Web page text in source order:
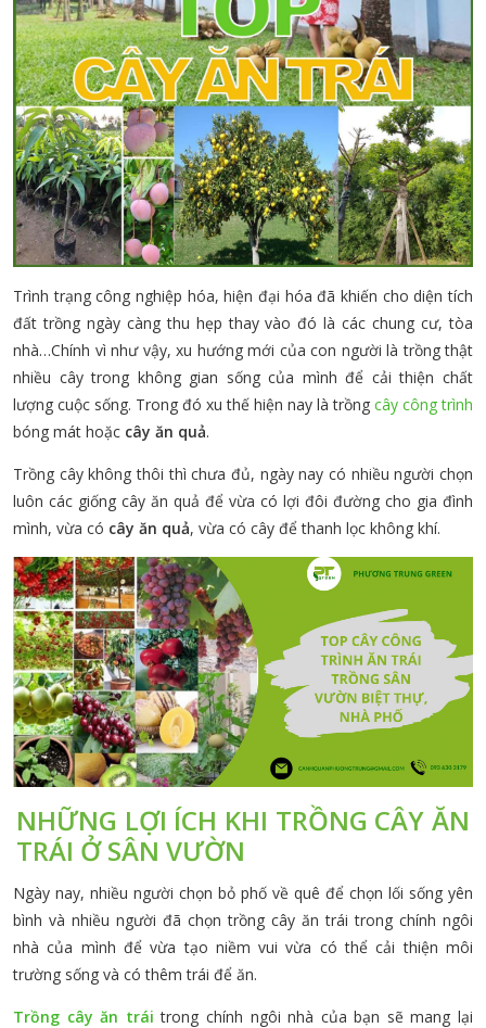
Trình trạng công nghiệp hóa, hiện đại hóa đã khiến cho diện tích
đất trồng ngày càng thu hẹp thay vào đó là các chung cư, tòa
nhà…Chính vì như vậy, xu hướng mới của con người là trồng thật
nhiều cây trong không gian sống của mình để cải thiện chất
lượng cuộc sống. Trong đó xu thế hiện nay là trồng cây công trình
bóng mát hoặc cây ăn quả.
Trồng cây không thôi thì chưa đủ, ngày nay có nhiều người chọn
luôn các giống cây ăn quả để vừa có lợi đôi đường cho gia đình
mình, vừa có cây ăn quả, vừa có cây để thanh lọc không khí.
NHỮNG LỢI ÍCH KHI TRỒNG CÂY ĂN
TRÁI Ở SÂN VƯỜN
Ngày nay, nhiều người chọn bỏ phố về quê để chọn lối sống yên
bình và nhiều người đã chọn trồng cây ăn trái trong chính ngôi
nhà của mình để vừa tạo niềm vui vừa có thể cải thiện môi
trường sống và có thêm trái để ăn.
Trồng cây ăn trái trong chính ngôi nhà của bạn sẽ mang lại